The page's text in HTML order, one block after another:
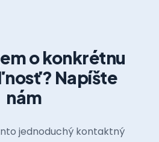
o konkrétnu
Napíšte
nám
jednoduchý kontaktný